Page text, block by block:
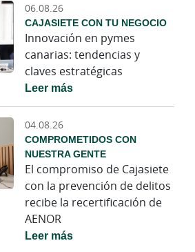
06.08.26
CAJASIETE CON TU NEGOCIO
Innovación en pymes
canarias: tendencias y
claves estratégicas
Leer más
04.08.26
COMPROMETIDOS CON
NUESTRA GENTE
El compromiso de Cajasiete
con la prevención de delitos
recibe la recertificación de
AENOR
Leer más